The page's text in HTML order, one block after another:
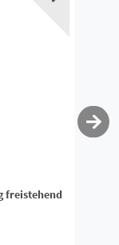
freistehend